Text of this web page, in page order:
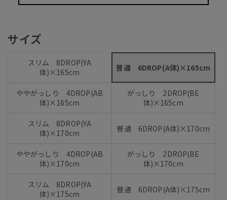
サイズ
スリム 8DROP(YA
体)×165cm
普通 6DROP(A体)×165cm
ややがっしり 4DROP(AB
体)×165cm
がっしり 2DROP(BE
体)×165cm
スリム 8DROP(YA
体)×170cm
普通 6DROP(A体)×170cm
ややがっしり 4DROP(AB
体)×170cm
がっしり 2DROP(BE
体)×170cm
スリム 8DROP(YA
体)×175cm
普通 6DROP(A体)×175cm